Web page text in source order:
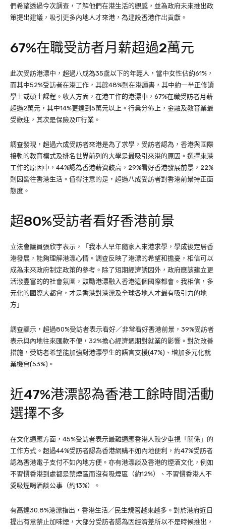
們希望透過今次調查，了解他們在港生活的觀感，並為政府未來推出政
策提出建議，吸引更多內地人才來港，為建設香港作出貢獻。
67%在職受訪者月薪超過2萬元
此次受訪港漂中，超過八成為35歲以下的年輕人，當中女性佔約61%，
而其中52%受訪者在港工作，其餘48%則在港讀書，其中約一半正修讀
學士或碩士課程。收入方面，在港工作的港漂中，67%在職受訪者月薪
超過2萬元，其中14%更達到5萬元以上。行業分佈上，金融及教育業最
受歡迎，其次是保險及IT行業。
調查發現，超過六成受訪者來港是為了求學，受訪者認為，香港與國際
接軌的教育模式及排名世界前列的大學是最吸引來港的原因。選擇來港
工作的原因中，44%認為香港薪資較高，29%看好香港發展前景，22%
則因嚮往香港生活。值得注意的是，超過八成受訪者對香港前景持正面
態度。
超80%受訪者看好香港前景
立法會議員張欣宇表示，「我本人早年隨家人來港求學，學成後定居香
港發展，能夠理解港漂心情。調查反映了港漂的希望和擔憂，相信可以
成為未來政府制定政策的參考。除了短期經濟誘因外，政府應該建立更
活潑豐富的的社會氛圍，鼓勵港漂融入香港這個國際都會。我相信，多
元化的國際大都會，才是香港對港漂及全球各地人才最有吸引力的地
方」
調查顯示，超過80%受訪者表示看好／非常看好香港前景，39%受訪者
表示與內地往來匯款不便，32%擔心經濟週期對就業的影響。對於改善
措施，受訪者希望能加強對港漂學生的語言支援(47%)、增加多元化就
業機會(53%)。
近47%港漂認為香港工餘時間活動
選擇不多
在文化適應方面，45%受訪者表示最難適應香港人較少重視「關係」的
工作方式。超過44%受訪者認為香港網購不如內地便利，約47%受訪者
認為香港電子支付不如內地方便。亦有港漂談及香港的煙酒文化，例如
不習慣香港到處都是禁煙區而沒有吸煙區（約12%）、不習慣香港人不
愛吸煙喝酒談公事（約13%）。
有高達30.8%港漂指出，香港生活／民生規管越來越多。對於港府近日
提出有意禁止加味煙，大部分受訪者認為因經濟差所以不是時候推出，